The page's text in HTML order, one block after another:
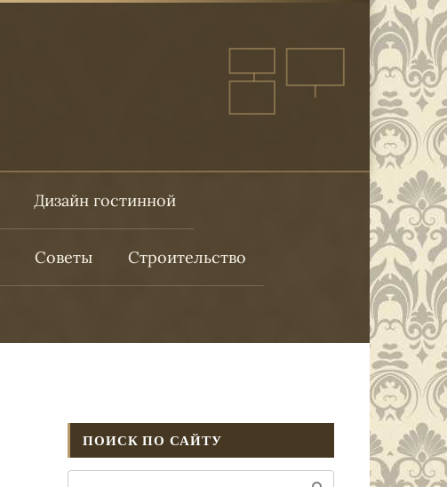
Дизайн гостинной
Советы Строительство
ПОИСК ПО САЙТУ